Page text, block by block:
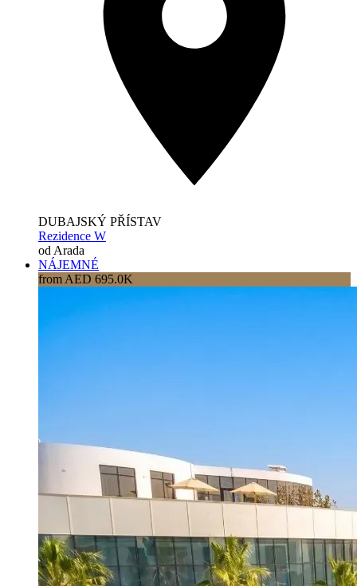
DUBAJSKÝ PŘÍSTAV
Rezidence W
od Arada
NÁJEMNÉ
from AED 695.0K